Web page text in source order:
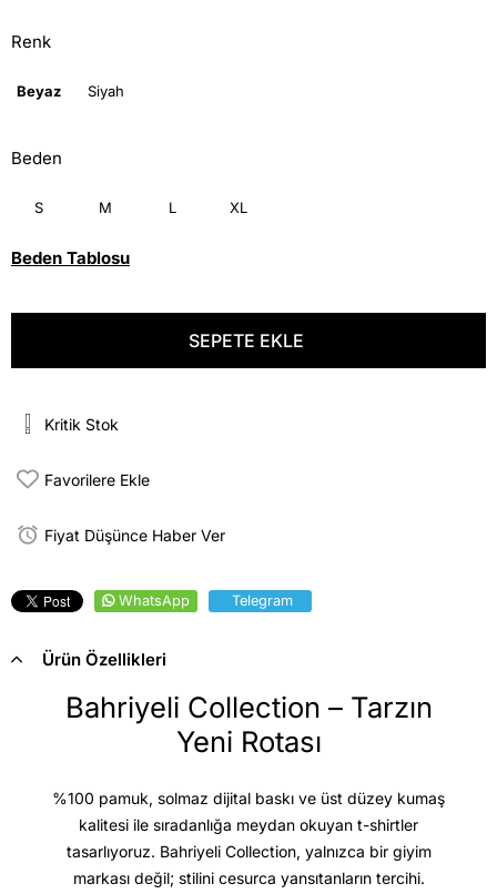
Renk
Beyaz Siyah
Beden
S M L XL
Beden Tablosu
Kritik Stok
Favorilere Ekle
Fiyat Düşünce Haber Ver
WhatsApp Telegram
Ürün Özellikleri
Bahriyeli Collection – Tarzın
Yeni Rotası
%100 pamuk, solmaz dijital baskı ve üst düzey kumaş
kalitesi ile sıradanlığa meydan okuyan t-shirtler
tasarlıyoruz. Bahriyeli Collection, yalnızca bir giyim
markası değil; stilini cesurca yansıtanların tercihi.